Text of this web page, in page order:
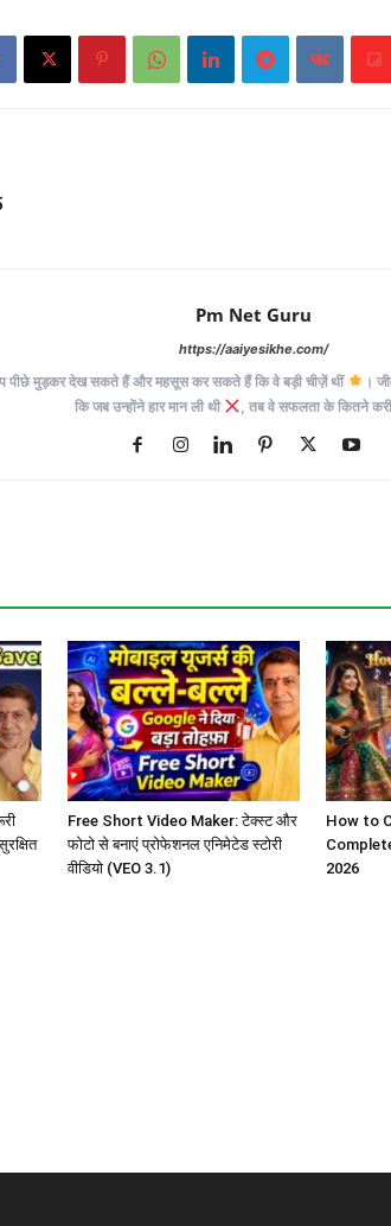
Pm Net Guru
https://aaiyesikhe.com/
पीछे मुड़कर देख सकते हैं और महसूस कर सकते हैं कि वे बड़ी चीज़ें थीं
।
कि जब उन्होंने हार मान ली थी
, तब वे सफलता के कितने
Free Short Video Maker: टेक्स्ट और
फोटो से बनाएं प्रोफेशनल एनिमेटेड स्टोरी
वीडियो (VEO 3.1)
How to
2026